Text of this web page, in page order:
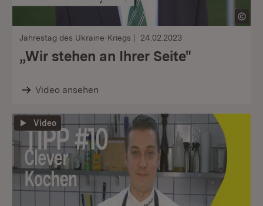
Jahrestag des Ukraine-Kriegs 24.02.2023
„Wir stehen an Ihrer Seite"
Video ansehen
Video